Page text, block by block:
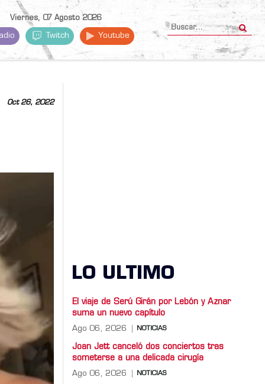
Viernes, 07 Agosto 2026
Twitch Youtube
Oct 26, 2022
LO ULTIMO
El viaje de Serú Girán por Lebón y Aznar
suma un nuevo capítulo
Ago 06, 2026 NOTICIAS
Joan Jett canceló dos conciertos tras
someterse a una delicada cirugía
Ago 06, 2026 NOTICIAS